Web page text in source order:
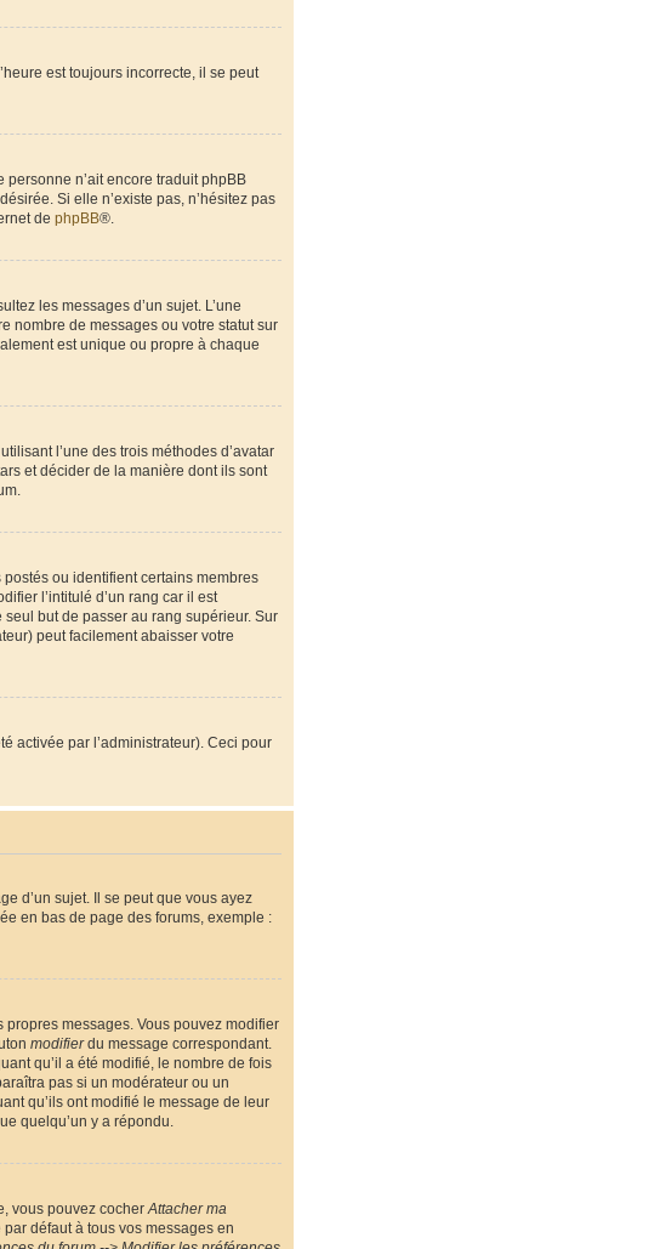
est toujours incorrecte, il se peut
n’ait encore traduit phpBB
Si elle n’existe pas, n’hésitez pas
de phpBB®.
les messages d’un sujet. L’une
nombre de messages ou votre statut sur
est unique ou propre à chaque
l’une des trois méthodes d’avatar
et décider de la manière dont ils sont
ou identifient certains membres
l’intitulé d’un rang car il est
but de passer au rang supérieur. Sur
peut facilement abaisser votre
activée par l’administrateur). Ceci pour
d’un sujet. Il se peut que vous ayez
en bas de page des forums, exemple :
messages. Vous pouvez modifier
modifierdu message correspondant.
qu’il a été modifié, le nombre de fois
pas si un modérateur ou un
qu’ils ont modifié le message de leur
quelqu’un y a répondu.
vous pouvez cocher Attacher ma
défaut à tous vos messages en